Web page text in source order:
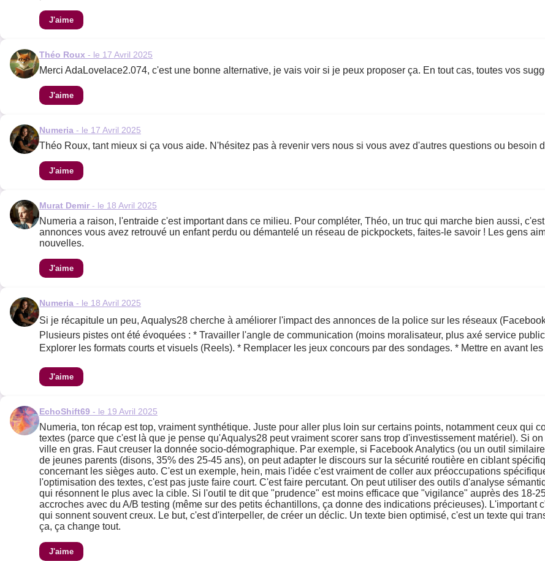
J'aime
Théo Roux - le 17 Avril 2025
Merci AdaLovelace2.074, c'est une bonne alternative, je vais voir si je peux proposer ça. En tout cas, toutes vos
J'aime
Numeria - le 17 Avril 2025
Théo Roux, tant mieux si ça vous aide. N'hésitez pas à revenir vers nous si vous avez d'autres questions ou besoin
J'aime
Murat Demir - le 18 Avril 2025
Numeria a raison, l'entraide c'est important dans ce milieu. Pour compléter, Théo, un truc qui marche bien aussi,
annonces vous avez retrouvé un enfant perdu ou démantelé un réseau de pickpockets, faites-le savoir ! Les gens
nouvelles.
J'aime
Numeria - le 18 Avril 2025
Si je récapitule un peu, Aqualys28 cherche à améliorer l'impact des annonces de la police sur les réseaux
Plusieurs pistes ont été évoquées : * Travailler l'angle de communication (moins moralisateur, plus axé service
Explorer les formats courts et visuels (Reels). * Remplacer les jeux concours par des sondages. * Mettre en avant
J'aime
EchoShift69 - le 19 Avril 2025
Numeria, ton récap est top, vraiment synthétique. Juste pour aller plus loin sur certains points, notamment ceux qui
textes (parce que c'est là que je pense qu'Aqualys28 peut vraiment scorer sans trop d'investissement matériel). Si
ville en gras. Faut creuser la donnée socio-démographique. Par exemple, si Facebook Analytics (ou un outil
de jeunes parents (disons, 35% des 25-45 ans), on peut adapter le discours sur la sécurité routière en ciblant
concernant les sièges auto. C'est un exemple, hein, mais l'idée c'est vraiment de coller aux préoccupations
l'optimisation des textes, c'est pas juste faire court. C'est faire percutant. On peut utiliser des outils d'analyse
qui résonnent le plus avec la cible. Si l'outil te dit que "prudence" est moins efficace que "vigilance" auprès des 18-
accroches avec du A/B testing (même sur des petits échantillons, ça donne des indications précieuses). L'important
qui sonnent souvent creux. Le but, c'est d'interpeller, de créer un déclic. Un texte bien optimisé, c'est un texte qui
ça, ça change tout.
J'aime